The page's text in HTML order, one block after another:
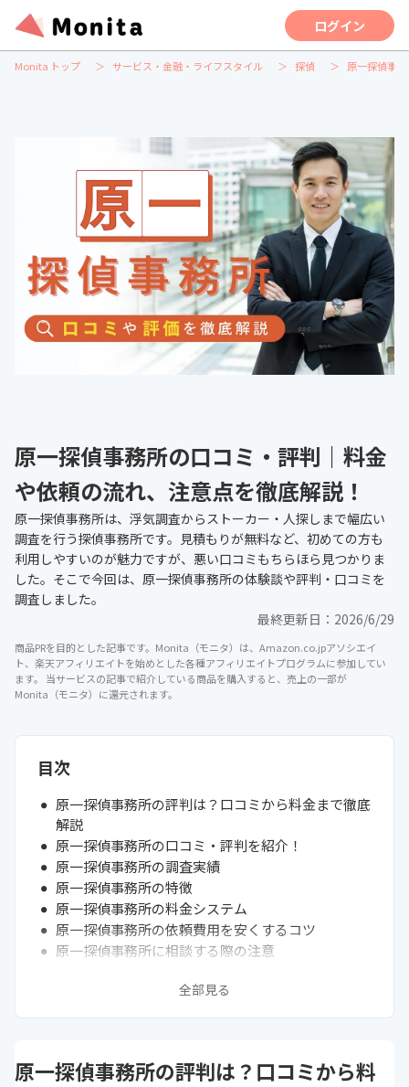
ログイン
Monita トップ サービス・金融・ライフスタイル 探偵 原一探偵事
原一探偵事務所の口コミ・評判｜料金
や依頼の流れ、注意点を徹底解説！
原一探偵事務所は、浮気調査からストーカー・人探しまで幅広い
調査を行う探偵事務所です。見積もりが無料など、初めての方も
利用しやすいのが魅力ですが、悪い口コミもちらほら見つかりま
した。そこで今回は、原一探偵事務所の体験談や評判・口コミを
調査しました。
最終更新日： 2026/6/29
商品PRを目的とした記事です。Monita（モニタ）は、Amazon.co.jpアソシエイ
ト、楽天アフィリエイトを始めとした各種アフィリエイトプログラムに参加してい
ます。 当サービスの記事で紹介している商品を購入すると、売上の一部が
Monita（モニタ）に還元されます。
目次
原一探偵事務所の評判は？口コミから料金まで徹底
解説
原一探偵事務所の口コミ・評判を紹介！
原一探偵事務所の調査実績
原一探偵事務所の特徴
原一探偵事務所の料金システム
原一探偵事務所の依頼費用を安くするコツ
原一探偵事務所に相談する際の注意
原一探偵事務所に依頼するまでの流れは？
次に読むべき探偵事務所の関連記事はこちら
全部見る
原一探偵事務所の評判は？口コミから料